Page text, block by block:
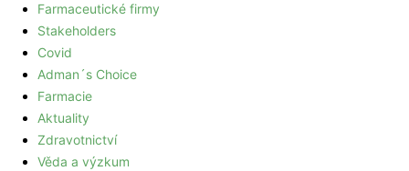
Farmaceutické firmy
Stakeholders
Covid
Adman´s Choice
Farmacie
Aktuality
Zdravotnictví
Věda a výzkum